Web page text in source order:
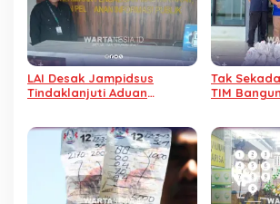
LAI Desak Jampidsus
Tindaklanjuti Aduan
Tani
Tak
TIM